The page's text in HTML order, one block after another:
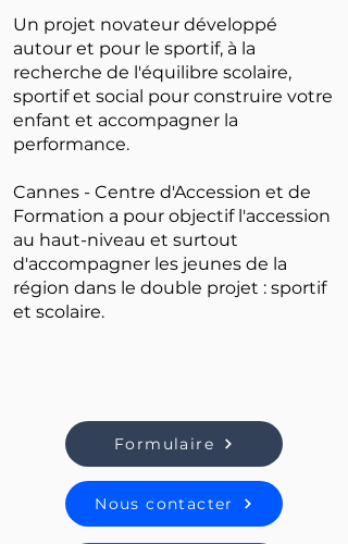
Un projet novateur développé
autour et pour le sportif, à la
recherche de l'équilibre scolaire,
sportif et social pour construire votre
enfant et accompagner la
performance.
Cannes - Centre d'Accession et de
Formation a pour objectif l'accession
au haut-niveau et surtout
d'accompagner les jeunes de la
région dans le double projet : sportif
et scolaire.
Formulaire
Nous contacter